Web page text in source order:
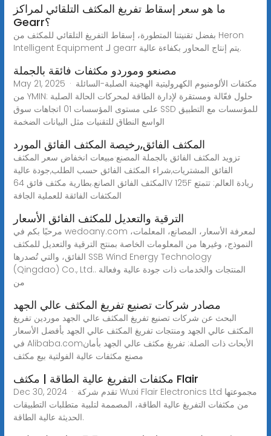
ما هو سعر إسقاط تفريغ المكثف التلقائي لمراكز
Gearr؟
بفضل تقنيتنا المتطورة، إسقاط التفريغ التلقائي للمكثف من Heron
Intelligent Equipment لـ gearr يتم إنتاج المحاور بكفاءة عالية.
مصنعو وموردو مكثفات فائقة بالجملة
May 21, 2025 · مكثفات الألومنيوم الكهروليتية الهجينة الصلبة-السائلة
من YMIN: حلول فعّالة ومستقرة لإدارة الطاقة لمحركات الحالة الصلبة
على مستوى المؤسسات 01 اتجاهات سوق SSD للمؤسسات مع التطبيق
الواسع النطاق للتقنيات مثل البيانات الضخمة
المكثف الفائق,رخيصة المكثف الفائق المورد
تزويد المكثف الفائق بالجملة المصنع·مبيعات انخفاض سعر المكثف
الفائق المشتريات,شراء المكثف الفائق حسب الطلب,جودة عالية
المكثف الفائق الصانع.بطارية مكثف فائق 64V 125F ريادة العالم: تتمتع
المكثفات الفائقة للعملية الجافة
الترقية والتعديل للمكثف الفائق الأسعار
مرحبًا بكم في wedoany.com لمعرفة الأسعار، المصانع، المعلمات،
النموذج، وغيرها من المعلومات الخاصة بمنتج الترقية والتعديل للمكثف
الفائق، والتي تُصدرها SSB Wind Energy Technology
(Qingdao) Co., Ltd.. المنتجات والخدمات ذات جودة عالية وفعالة
من
مصادر شركات تصنيع تفريغ المكثف عالي الجهد
البحث عن شركات تصنيع تفريغ المكثف عالي الجهد موردين تفريغ
المكثف عالي الجهد ومنتجات تفريغ المكثف عالي الجهد بأفضل الأسعار
في Alibaba.comالأبحاث ذات الصلة: تفريغ مكثف عالي الجهد بأمان
مصنع مكثفات عالية الفولتية بيع مكثف
مكثفات التفريغ عالية الطاقة | مكثف Flair
Dec 30, 2024 · تقدم شركة Wuxi Flair Electronics Ltd مجموعتها
من مكثفات التفريغ عالية الطاقة، المصممة لتلبية متطلبات التطبيقات
الحديثة عالية الطاقة.